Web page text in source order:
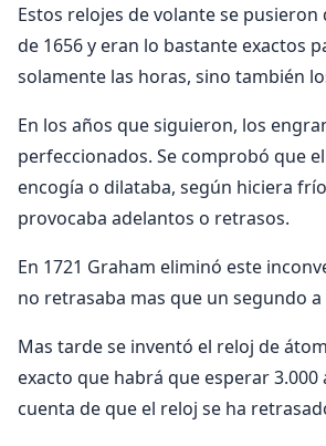
Estos relojes de volante se
de 1656 y eran lo bastante exactos
solamente las horas, sino también
En los años que siguieron, los
perfeccionados. Se comprobó que
encogía o dilataba, según hiciera
provocaba adelantos o retrasos.
En 1721 Graham eliminó este
no retrasaba mas que un segundo a
Mas tarde se inventó el reloj de
exacto que habrá que esperar
cuenta de que el reloj se ha